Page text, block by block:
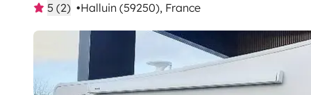
5 (2) Halluin (59250), France